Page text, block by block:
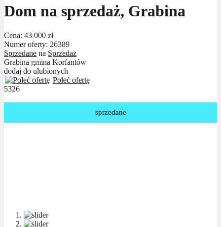
Dom na sprzedaż, Grabina
Cena: 43 000 zł
Numer oferty: 26389
Sprzedane na Sprzedaż
Grabina gmina Korfantów
dodaj do ulubionych
Poleć ofertę
5326
sprzedane